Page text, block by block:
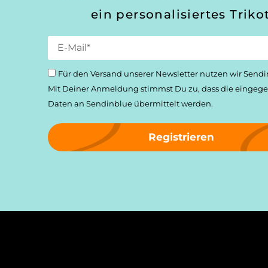
ein personalisiertes
Für den Versand unserer Newsletter nutzen wir
Mit Deiner Anmeldung stimmst Du zu, dass die
Daten an Sendinblue übermittelt werden.
Registrieren